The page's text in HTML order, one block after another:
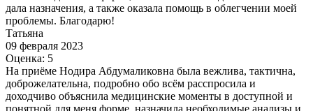
дала назначения, а также оказала помощь в облегчении моей
проблемы. Благодарю!
Татьяна
09 февраля 2023
Оценка: 5
На приёме Нодира Абдумаликовна была вежлива, тактична,
доброжелательна, подробно обо всём расспросила и
доходчиво объяснила медицинские моменты в доступной и
понятной для меня форме, назначила необходимые анализы и